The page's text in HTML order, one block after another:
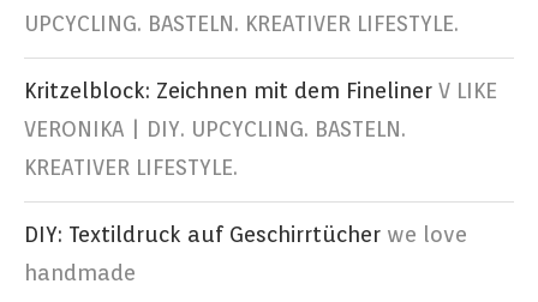
UPCYCLING. BASTELN. KREATIVER LIFESTYLE.
Kritzelblock: Zeichnen mit dem Fineliner V LIKE
VERONIKA | DIY. UPCYCLING. BASTELN.
KREATIVER LIFESTYLE.
DIY: Textildruck auf Geschirrtücher we love
handmade